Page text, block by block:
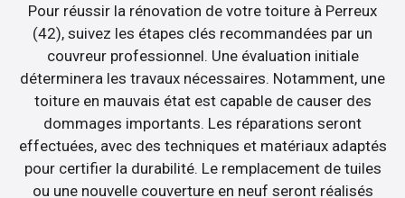
Pour réussir la rénovation de votre toiture à Perreux
(42), suivez les étapes clés recommandées par un
couvreur professionnel. Une évaluation initiale
déterminera les travaux nécessaires. Notamment, une
toiture en mauvais état est capable de causer des
dommages importants. Les réparations seront
effectuées, avec des techniques et matériaux adaptés
pour certifier la durabilité. Le remplacement de tuiles
ou une nouvelle couverture en neuf seront réalisés